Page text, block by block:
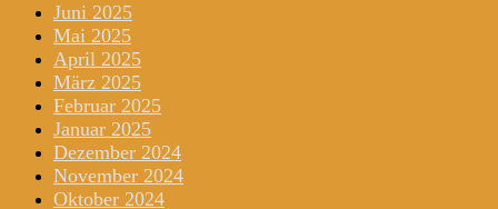
Juni 2025
Mai 2025
April 2025
März 2025
Februar 2025
Januar 2025
Dezember 2024
November 2024
Oktober 2024